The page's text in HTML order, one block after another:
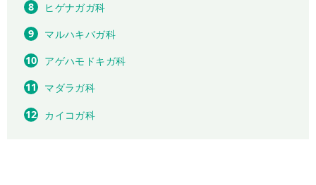
ヒゲナガガ科
マルハキバガ科
アゲハモドキガ科
マダラガ科
カイコガ科